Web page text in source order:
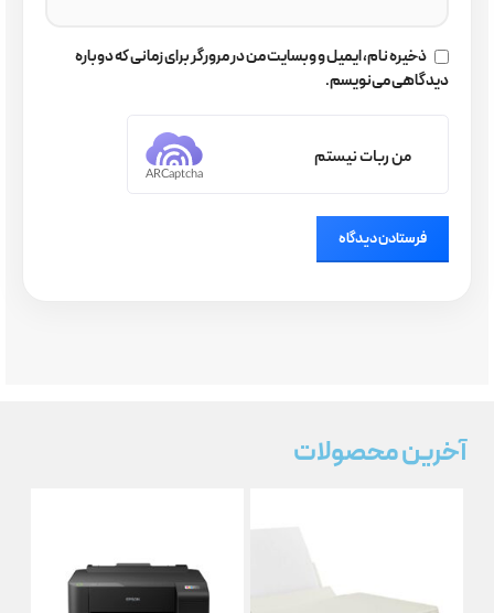
ذخیره نام، ایمیل و وبسایت من در مرورگر برای زمانی که دوباره
دیدگاهی می‌نویسم.
من ربات نیستم
ARCaptcha
آخرین محصولات